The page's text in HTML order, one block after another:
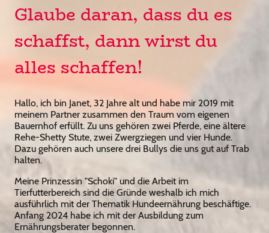
Glaube daran, dass du es
schaffst, dann wirst du
alles schaffen!
Hallo, ich bin Janet, 32 Jahre alt und habe mir 2019 mit
meinem Partner zusammen den Traum vom eigenen
Bauernhof erfüllt. Zu uns gehören zwei Pferde, eine ältere
Rehe-Shetty Stute, zwei Zwergziegen und vier Hunde.
Dazu gehören auch unsere drei Bullys die uns gut auf Trab
halten.
Meine Prinzessin "Schoki" und die Arbeit im
Tierfutterbereich sind die Gründe weshalb ich mich
ausführlich mit der Thematik Hundeernährung beschäftige.
Anfang 2024 habe ich mit der Ausbildung zum
Ernährungsberater begonnen.